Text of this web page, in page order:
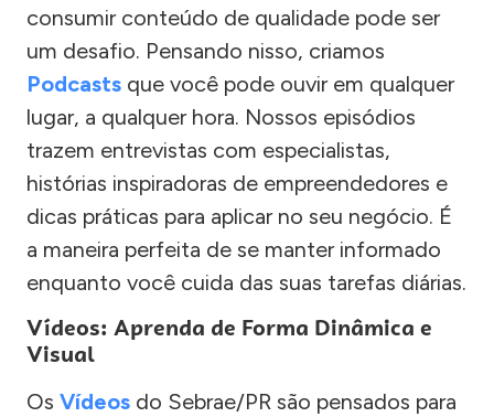
consumir conteúdo de qualidade pode ser
um desafio. Pensando nisso, criamos
Podcasts que você pode ouvir em qualquer
lugar, a qualquer hora. Nossos episódios
trazem entrevistas com especialistas,
histórias inspiradoras de empreendedores e
dicas práticas para aplicar no seu negócio. É
a maneira perfeita de se manter informado
enquanto você cuida das suas tarefas diárias.
Vídeos: Aprenda de Forma Dinâmica e
Visual
Os Vídeos do Sebrae/PR são pensados para